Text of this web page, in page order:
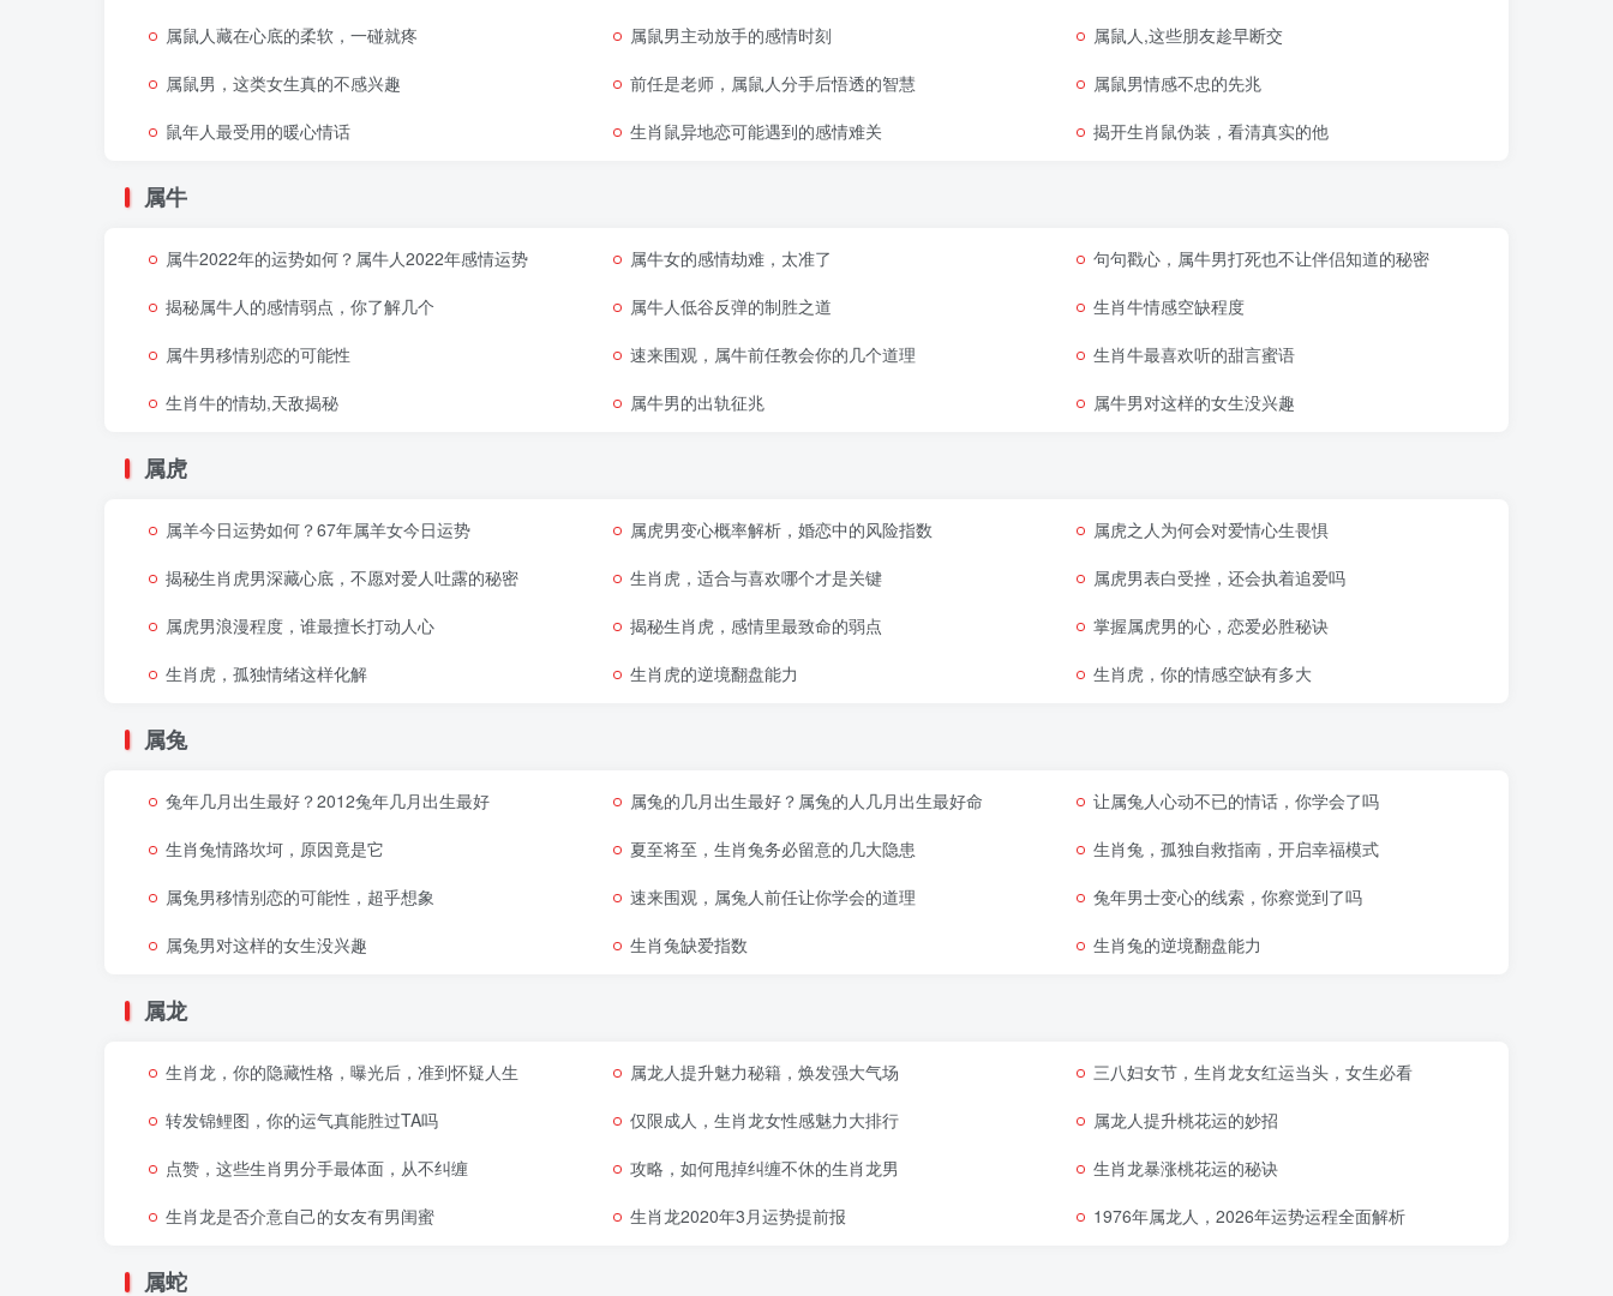
属鼠人藏在心底的柔软，一碰就疼
属鼠男主动放手的感情时刻
属鼠人,这些朋友趁早断交
属鼠男，这类女生真的不感兴趣
前任是老师，属鼠人分手后悟透的智慧
属鼠男情感不忠的先兆
鼠年人最受用的暖心情话
生肖鼠异地恋可能遇到的感情难关 揭开生肖鼠伪装，看清真实的他
属牛
属牛2022年的运势如何？属牛人2022年感情运势 属牛女的感情劫难，太准了
句句戳心，属牛男打死也不让伴侣知道的秘密
揭秘属牛人的感情弱点，你了解几个
属牛人低谷反弹的制胜之道
生肖牛情感空缺程度
属牛男移情别恋的可能性
速来围观，属牛前任教会你的几个道理
生肖牛最喜欢听的甜言蜜语
生肖牛的情劫,天敌揭秘
属牛男的出轨征兆 属牛男对这样的女生没兴趣
属虎
属羊今日运势如何？67年属羊女今日运势 属虎男变心概率解析，婚恋中的风险指数
属虎之人为何会对爱情心生畏惧
揭秘生肖虎男深藏心底，不愿对爱人吐露的秘密
生肖虎，适合与喜欢哪个才是关键
属虎男表白受挫，还会执着追爱吗
属虎男浪漫程度，谁最擅长打动人心
揭秘生肖虎，感情里最致命的弱点
掌握属虎男的心，恋爱必胜秘诀
生肖虎，孤独情绪这样化解
生肖虎的逆境翻盘能力 生肖虎，你的情感空缺有多大
属兔
兔年几月出生最好？2012兔年几月出生最好 属兔的几月出生最好？属兔的人几月出生最好命
让属兔人心动不已的情话，你学会了吗
生肖兔情路坎坷，原因竟是它
夏至将至，生肖兔务必留意的几大隐患
生肖兔，孤独自救指南，开启幸福模式
属兔男移情别恋的可能性，超乎想象
速来围观，属兔人前任让你学会的道理
兔年男士变心的线索，你察觉到了吗
属兔男对这样的女生没兴趣
生肖兔缺爱指数 生肖兔的逆境翻盘能力
属龙
生肖龙，你的隐藏性格，曝光后，准到怀疑人生 属龙人提升魅力秘籍，焕发强大气场
三八妇女节，生肖龙女红运当头，女生必看
转发锦鲤图，你的运气真能胜过TA吗
仅限成人，生肖龙女性感魅力大排行
属龙人提升桃花运的妙招
点赞，这些生肖男分手最体面，从不纠缠
攻略，如何甩掉纠缠不休的生肖龙男
生肖龙暴涨桃花运的秘诀
生肖龙是否介意自己的女友有男闺蜜
生肖龙2020年3月运势提前报 1976年属龙人，2026年运势运程全面解析
属蛇